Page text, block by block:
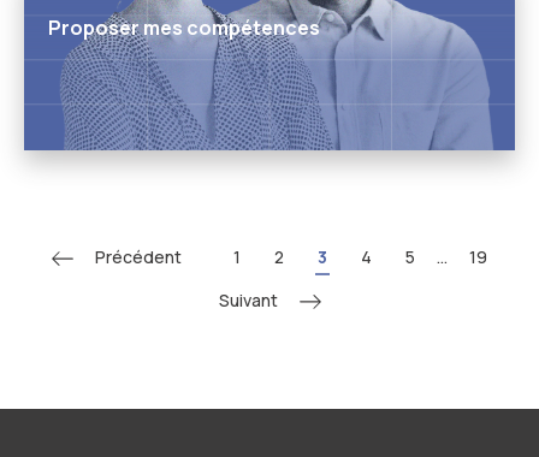
Proposer mes compétences
Précédent 1 2 3 4 5 ...
19
Suivant